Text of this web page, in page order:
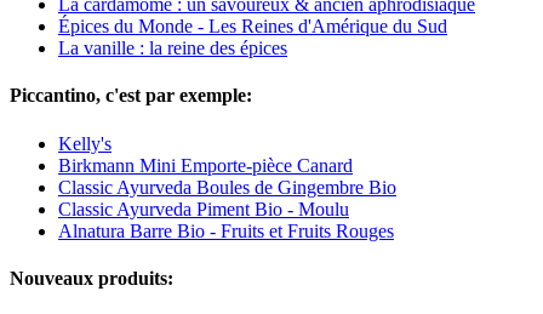
La cardamome : un savoureux & ancien aphrodisiaque
Épices du Monde - Les Reines d'Amérique du Sud
La vanille : la reine des épices
Piccantino, c'est par exemple:
Kelly's
Birkmann Mini Emporte-pièce Canard
Classic Ayurveda Boules de Gingembre Bio
Classic Ayurveda Piment Bio - Moulu
Alnatura Barre Bio - Fruits et Fruits Rouges
Nouveaux produits: